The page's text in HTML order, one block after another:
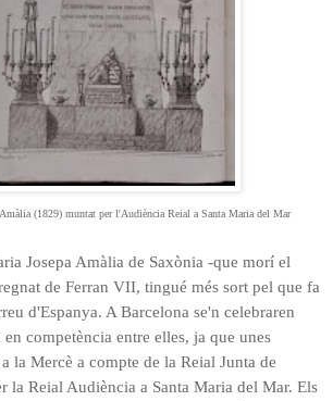
(1829) muntat per l'Audiència Reial a Santa Maria del Mar
Josepa Amàlia de Saxònia -que morí el
de Ferran VII, tingué més sort pel que fa
d'Espanya. A Barcelona se'n celebraren
competència entre elles, ja que unes
la Mercè a compte de la Reial Junta de
la Reial Audiència a Santa Maria del Mar. Els